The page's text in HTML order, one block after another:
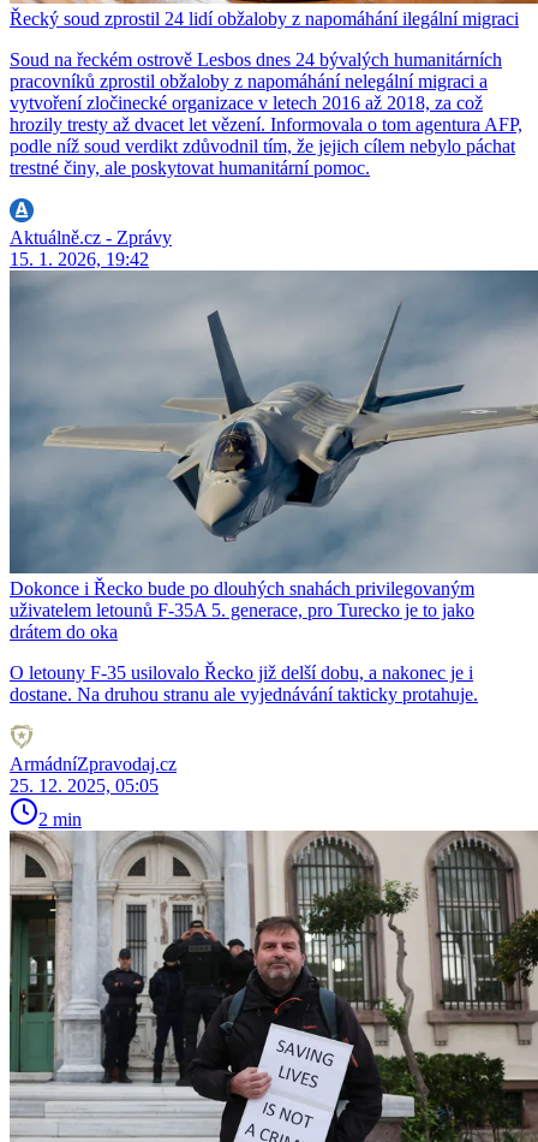
Řecký soud zprostil 24 lidí obžaloby z napomáhání ilegální migraci
Soud na řeckém ostrově Lesbos dnes 24 bývalých humanitárních
pracovníků zprostil obžaloby z napomáhání nelegální migraci a
vytvoření zločinecké organizace v letech 2016 až 2018, za což
hrozily tresty až dvacet let vězení. Informovala o tom agentura AFP,
podle níž soud verdikt zdůvodnil tím, že jejich cílem nebylo páchat
trestné činy, ale poskytovat humanitární pomoc.
Aktuálně.cz - Zprávy
15. 1. 2026, 19:42
Dokonce i Řecko bude po dlouhých snahách privilegovaným
uživatelem letounů F-35A 5. generace, pro Turecko je to jako
drátem do oka
O letouny F-35 usilovalo Řecko již delší dobu, a nakonec je i
dostane. Na druhou stranu ale vyjednávání takticky protahuje.
ArmádníZpravodaj.cz
25. 12. 2025, 05:05
2 min